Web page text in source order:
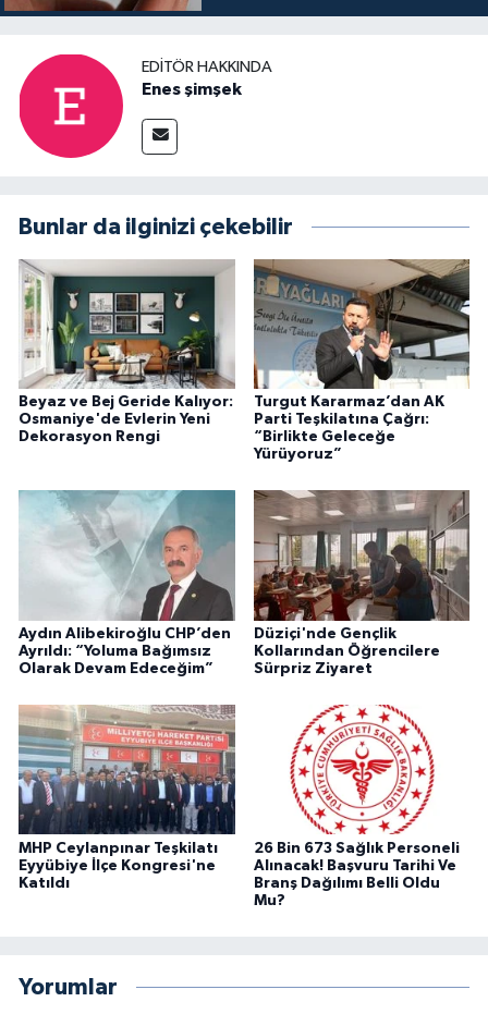
EDITÖR HAKKINDA
Enes şimşek
Bunlar da ilginizi çekebilir
Beyaz ve Bej Geride Kalıyor:
Osmaniye'de Evlerin Yeni
Dekorasyon Rengi
Turgut Kararmaz’dan AK
Parti Teşkilatına Çağrı:
“Birlikte Geleceğe
Yürüyoruz”
Aydın Alibekiroğlu CHP’den
Ayrıldı: “Yoluma Bağımsız
Olarak Devam Edeceğim”
Düziçi'nde Gençlik
Kollarından Öğrencilere
Sürpriz Ziyaret
MHP Ceylanpınar Teşkilatı
Eyyübiye İlçe Kongresi'ne
Katıldı
26 Bin 673 Sağlık Personeli
Alınacak! Başvuru Tarihi Ve
Branş Dağılımı Belli Oldu
Mu?
Yorumlar